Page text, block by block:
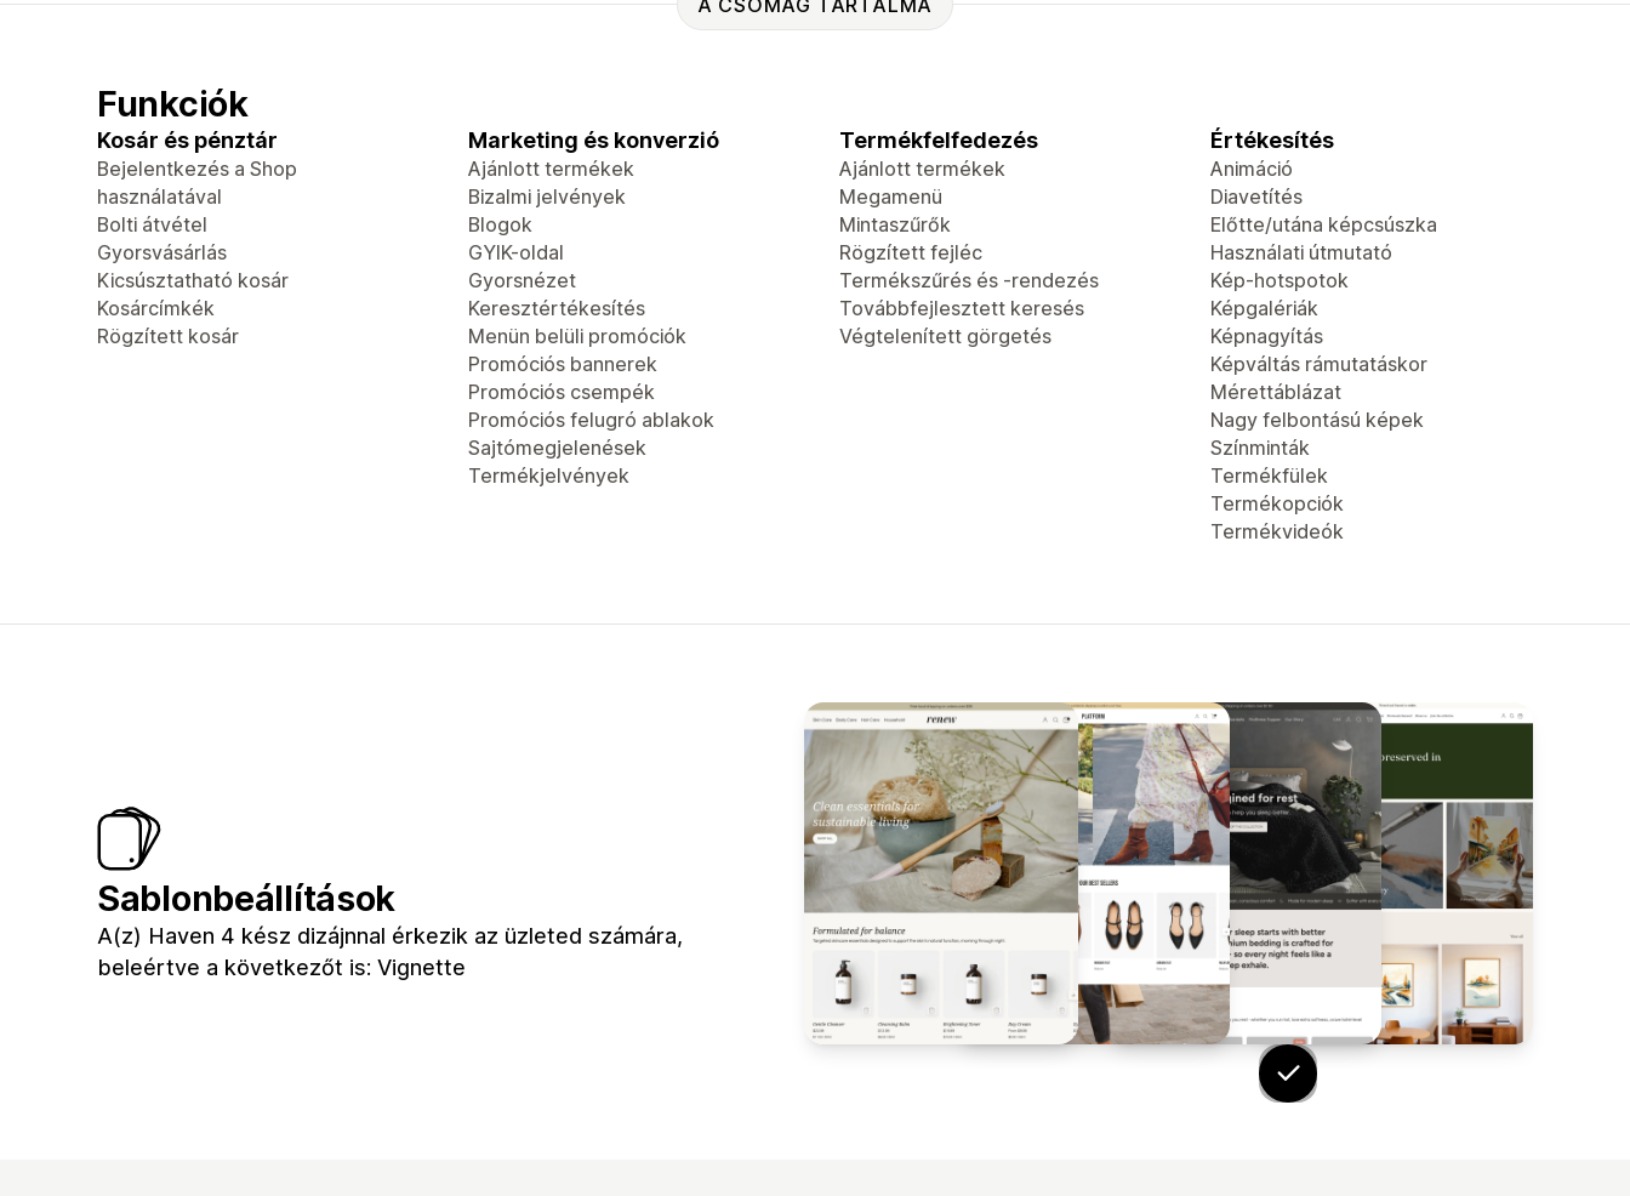
Funkciók
Kosár és pénztár
Bejelentkezés a Shop
használatával
Bolti átvétel
Gyorsvásárlás
Kicsúsztatható kosár
Kosárcímkék
Rögzített kosár
Marketing és konverzió
Ajánlott termékek
Bizalmi jelvények
Blogok
GYIK-oldal
Gyorsnézet
Keresztértékesítés
Menün belüli promóciók
Promóciós bannerek
Promóciós csempék
Promóciós felugró ablakok
Sajtómegjelenések
Termékjelvények
Termékfelfedezés
Ajánlott termékek
Megamenü
Mintaszűrők
Rögzített fejléc
Termékszűrés és -rendezés
Továbbfejlesztett keresés
Végtelenített görgetés
Értékesítés
Animáció
Diavetítés
Előtte/utána képcsúszka
Használati útmutató
Kép-hotspotok
Képgalériák
Képnagyítás
Képváltás rámutatáskor
Mérettáblázat
Nagy felbontású képek
Színminták
Termékfülek
Termékopciók
Termékvideók
Sablonbeállítások
A(z) Haven 4 kész dizájnnal érkezik az üzleted számára,
beleértve a következőt is: Vignette